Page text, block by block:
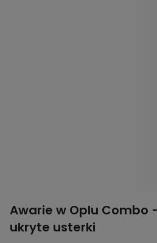
Awarie w Oplu Combo
ukryte usterki